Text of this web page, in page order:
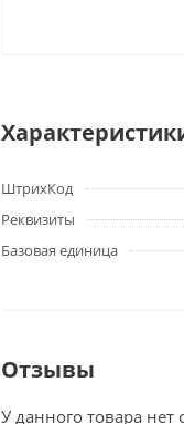
ШтрихКод
Реквизиты
Базовая единица
Отзывы
У данного товара нет